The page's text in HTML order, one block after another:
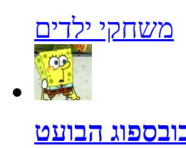
משחקי ילדים
הבועט